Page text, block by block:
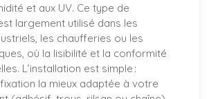
et aux UV. Ce type de
largement utilisé dans les
les chaufferies ou les
où la lisibilité et la conformité
L’installation est simple :
la mieux adaptée à votre